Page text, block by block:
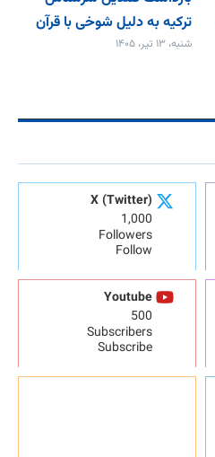
ترکیه به دلیل شوخی با قرآن
شنبه، ۱۳ تیر، ۱۴۰۵
X (Twitter)
1,000
Followers
Follow
Youtube
500
Subscribers
Subscribe